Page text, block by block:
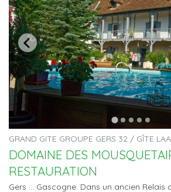
GRAND GITE GROUPE GERS 32 / GÎTE
DOMAINE DES
RESTAURATION
Gers ... Gascogne. Dans un ancien Relais